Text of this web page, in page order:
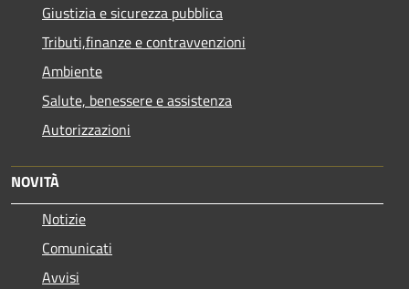
Giustizia e sicurezza pubblica
Tributi,finanze e contravvenzioni
Ambiente
Salute, benessere e assistenza
Autorizzazioni
NOVITÀ
Notizie
Comunicati
Avvisi